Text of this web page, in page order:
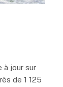
à jour sur
de 1 125